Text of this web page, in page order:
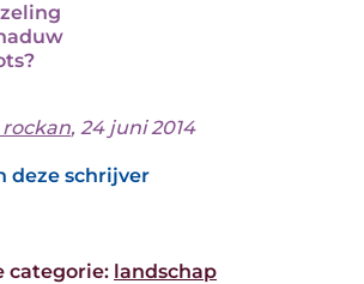
, 24 juni 2014
deze schrijver
categorie: landschap